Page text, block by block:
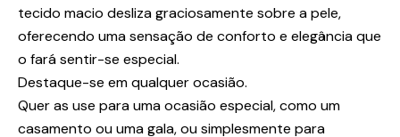
tecido macio desliza graciosamente sobre a pele,
oferecendo uma sensação de conforto e elegância que
o fará sentir-se especial.
Destaque-se em qualquer ocasião.
Quer as use para uma ocasião especial, como um
casamento ou uma gala, ou simplesmente para